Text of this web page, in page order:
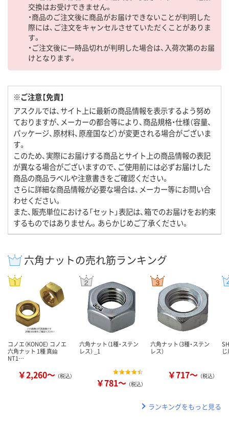
交換はお受けできません。
・商品のご注文後に商品がお届けできないことが判明した
際には、ご注文をキャンセルさせていただくことがありま
す。
・ご注文後に一時品切れが判明した場合は、入荷次第のお届
けとなります。
※ご注意【免責】
アスクルでは、サイト上に最新の商品情報を表示するよう努め
ておりますが、メーカーの都合等により、商品規格・仕様（容量、
パッケージ、原材料、原産国など）が変更される場合がございま
す。
このため、実際にお届けする商品とサイト上の商品情報の表記
が異なる場合がございますので、ご使用前には必ずお届けした
商品の商品ラベルや注意書きをご確認ください。
さらに詳細な商品情報が必要な場合は、メーカー等にお問い合
わせください。
また、販売単位における「セット」表記は、箱でのお届けをお約束
するものではありません。あらかじめご了承ください。
六角ナットの売れ筋ランキング
コノエ（KONOE） コノエ
六角ナット 1種 真鍮
NT1…
￥2,260～ （税込）
六角ナット（1種・ステン
レス） _1
￥781～ （税込）
六角ナット（3種・ステン
レス）
￥717～ （税込）
じ
ランキングをもっと見る